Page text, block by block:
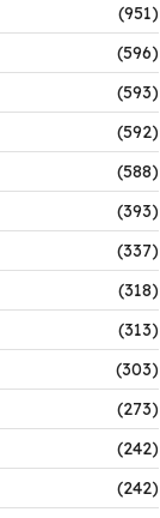
(951)
(596)
(593)
(592)
(588)
(393)
(337)
(318)
(313)
(303)
(273)
(242)
(242)